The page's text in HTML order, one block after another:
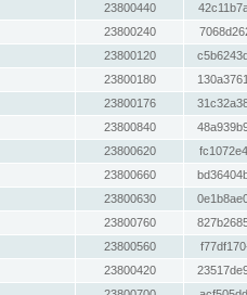
23800440
23800240
23800120
23800180
23800176
23800840
23800620
23800660
23800630
23800760
23800560
23800420